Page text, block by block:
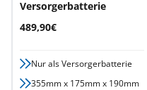
Versorgerbatterie
Angebotspreis
489,90€
Nur als Versorgerbatterie
355mm x 175mm x 190mm